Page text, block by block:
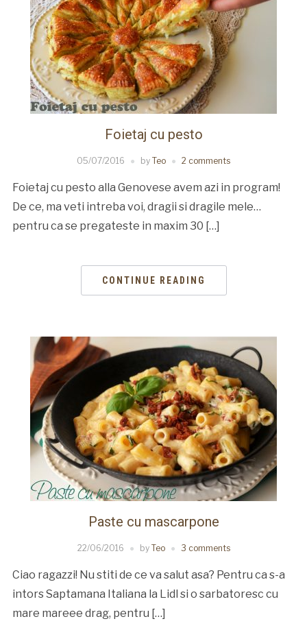
Foietaj cu pesto
05/07/2016 by Teo 2 comments
Foietaj cu pesto alla Genovese avem azi in program!
De ce, ma veti intreba voi, dragii si dragile mele…
pentru ca se pregateste in maxim 30 […]
CONTINUE READING
Paste cu mascarpone
22/06/2016 by Teo 3 comments
Ciao ragazzi! Nu stiti de ce va salut asa? Pentru ca s-a
intors Saptamana Italiana la Lidl si o sarbatoresc cu
mare mareee drag, pentru […]